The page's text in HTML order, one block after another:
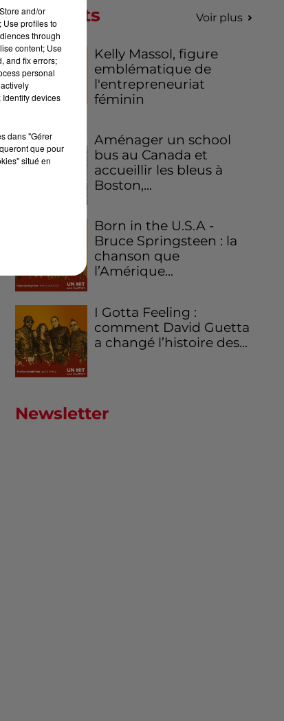
Podcasts Voir plus
Kelly Massol, figure
emblématique de
l'entrepreneuriat
féminin
Aménager un school
bus au Canada et
accueillir les bleus à
Boston,...
Born in the U.S.A -
Bruce Springsteen : la
chanson que
l’Amérique...
I Gotta Feeling :
comment David Guetta
a changé l’histoire des...
Newsletter
and/or
profiles to
through
content; Use
and fix errors;
personal
devices
dans "Gérer
que pour
situé en